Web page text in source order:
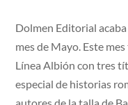
Dolmen Editorial
mes de Mayo. Este
Línea Albión con tres
especial de historias
autores de la talla de